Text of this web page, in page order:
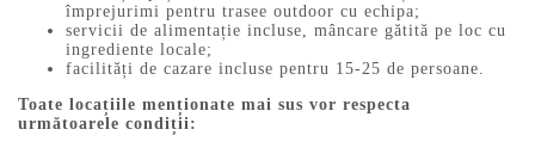
împrejurimi pentru trasee outdoor cu echipa;
servicii de alimentație incluse, mâncare gătită pe loc cu
ingrediente locale;
facilități de cazare incluse pentru 15-25 de persoane.
Toate locațiile menționate mai sus vor respecta
următoarele condiții: